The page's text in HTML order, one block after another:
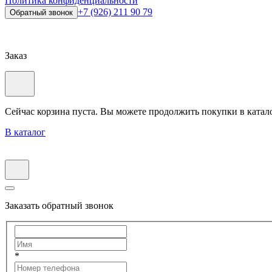
Обратный звонок +7 (926) 211 90 79
Заказ
Сейчас корзина пуста. Вы можете продолжить покупки в
В каталог
Заказать обратный звонок
*